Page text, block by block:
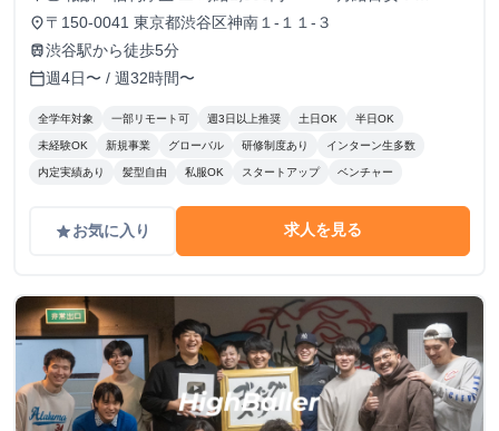
200,000円〜300,000円 ✅ スキル・実績に応じて昇給あり！
（半年ごとに査定） 🏠 住まいのサポートも充実！ 🔹 家賃
補助（最大3万円/月） ┗ 渋谷周辺に住んでいる or 住む予
定のメンバーを対象に支給！ 📚️休学中の希望者には、休学
費用の全額負担あり
place 〒150-0041 東京都渋谷区神南１-１１-３
train渋谷駅から徒歩5分
calendar_today週4日〜 / 週32時間〜
全学年対象 一部リモート可 週3日以上推奨 土日OK 半日OK
未経験OK 新規事業 グローバル 研修制度あり インターン生多数
内定実績あり 髪型自由 私服OK スタートアップ ベンチャー
gradeお気に入り 求人を見る